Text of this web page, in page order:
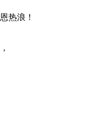
热浪！